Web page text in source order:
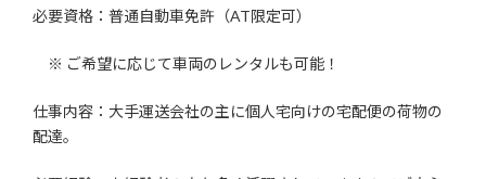
必要資格：普通自動車免許（AT限定可）
※ ご希望に応じて車両のレンタルも可能！
仕事内容：大手運送会社の主に個人宅向けの宅配便の荷物の
配達。